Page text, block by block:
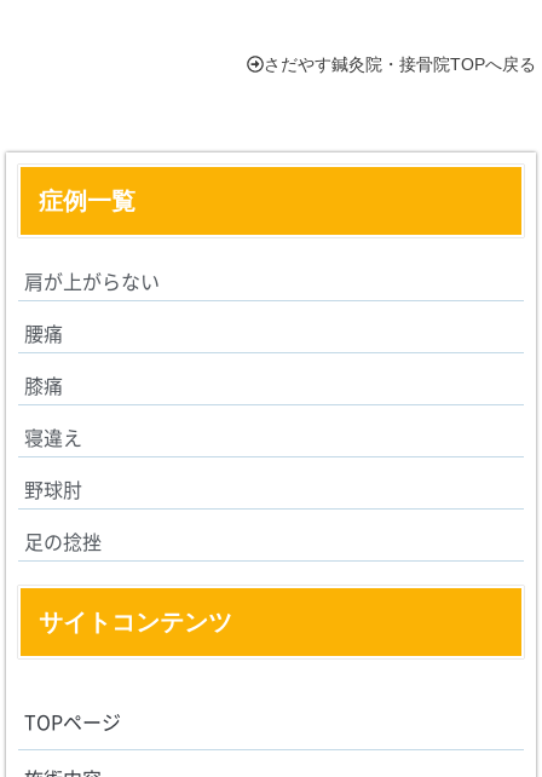
症例一覧
肩が上がらない
腰痛
膝痛
寝違え
野球肘
足の捻挫
サイトコンテンツ
TOPページ
さだやす鍼灸院・接骨院TOPへ戻る